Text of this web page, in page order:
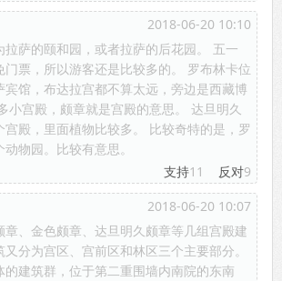
2018-06-20 10:10
拉萨的颐和园，或者拉萨的后花园。 五一
门票，所以游客还是比较多的。 罗布林卡位
宾馆，布达拉宫都不算太远，旁边是西藏博
小宫殿，颇章就是宫殿的意思。 达旦明久
宫殿，里面植物比较多。 比较奇特的是，罗
物园。比较有意思。
支持11 反对9
2018-06-20 10:07
章、金色颇章、达旦明久颇章等几组宫殿建
分为宫区、宫前区和林区三个主要部分。
的建筑群，位于第二重围墙内南院的东南